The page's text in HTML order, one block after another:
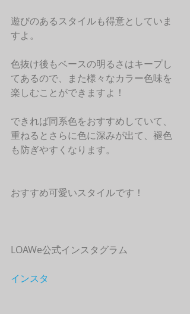
遊びのあるスタイルも得意としていま
すよ。
色抜け後もベースの明るさはキープし
てあるので、また様々なカラー色味を
楽しむことができますよ！
できれば同系色をおすすめしていて、
重ねるとさらに色に深みが出て、褪色
も防ぎやすくなります。
おすすめ可愛いスタイルです！
LOAWe公式インスタグラム
インスタ